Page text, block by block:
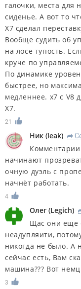
галочки, места для
сиденье. А вот то
Х7 сделал
Вообще судить об
на лосе тупость.
круче по
По динамике
быстрее, но
медленнее. x7 с V8
Х7.
21
Ник (leak) R
начинают
очную дуэль с
начнёт работать.
4
Олег (Legich)
Щас они еще
неадупляити,
никогда не было. А
сейчас есть, Вам
машина??? Вот
3